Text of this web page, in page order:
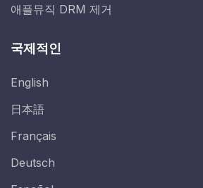
애플뮤직 DRM 제거
국제적인
English
日本語
Français
Deutsch